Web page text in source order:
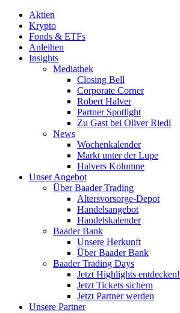
Aktien
Krypto
Fonds & ETFs
Anleihen
Insights
Mediathek
Closing Bell
Corporate Corner
Robert Halver
Partner Spotlight
Zu Gast bei Oliver Riedl
News
Wochenkalender
Markt unter der Lupe
Halvers Kolumne
Unser Angebot
Über Baader Trading
Altersvorsorge-Depot
Handelsangebot
Handelskalender
Baader Bank
Unsere Herkunft
Über Baader Bank
Baader Trading Days
Jetzt Highlights entdecken!
Jetzt Tickets sichern
Jetzt Partner werden
Unsere Partner